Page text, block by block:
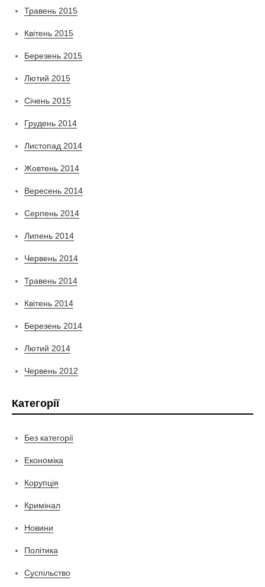
Травень 2015
Квітень 2015
Березень 2015
Лютий 2015
Січень 2015
Грудень 2014
Листопад 2014
Жовтень 2014
Вересень 2014
Серпень 2014
Липень 2014
Червень 2014
Травень 2014
Квітень 2014
Березень 2014
Лютий 2014
Червень 2012
Категорії
Без категорії
Економіка
Корупція
Кримінал
Новини
Політика
Суспільство